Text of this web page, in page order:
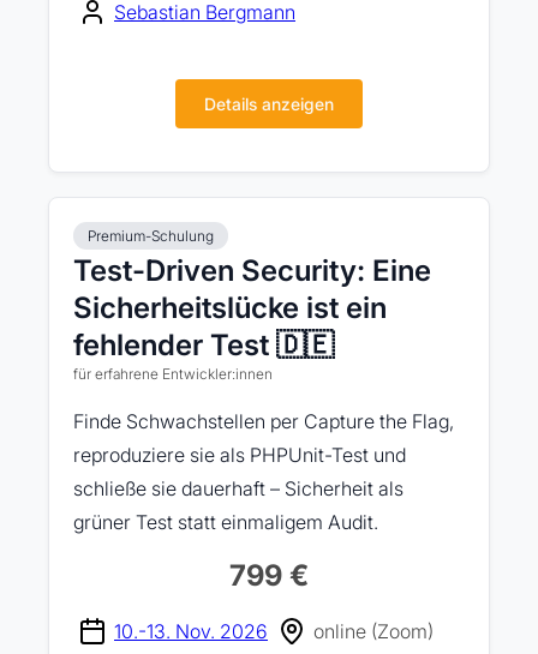
Sebastian Bergmann
Details anzeigen
Premium-Schulung
Test-Driven Security: Eine
Sicherheitslücke ist ein
fehlender Test 🇩🇪
für erfahrene Entwickler:innen
Finde Schwachstellen per Capture the Flag,
reproduziere sie als PHPUnit-Test und
schließe sie dauerhaft – Sicherheit als
grüner Test statt einmaligem Audit.
799 €
10.-13. Nov. 2026
online (Zoom)